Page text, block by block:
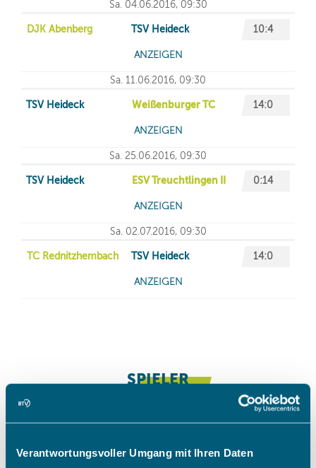
Verantwortungsvoller Umgang mit Ihren Daten